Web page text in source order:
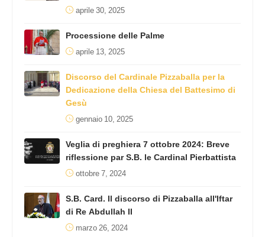
aprile 30, 2025
Processione delle Palme
aprile 13, 2025
Discorso del Cardinale Pizzaballa per la
Dedicazione della Chiesa del Battesimo di
Gesù
gennaio 10, 2025
Veglia di preghiera 7 ottobre 2024: Breve
riflessione par S.B. le Cardinal Pierbattista
ottobre 7, 2024
S.B. Card. Il discorso di Pizzaballa all'Iftar
di Re Abdullah II
marzo 26, 2024